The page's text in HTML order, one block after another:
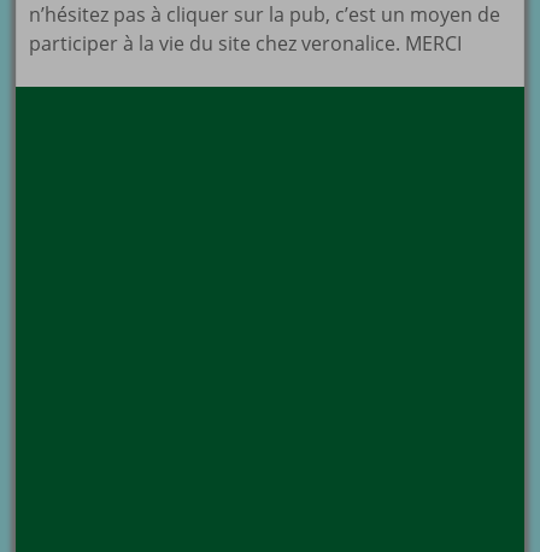
n’hésitez pas à cliquer sur la pub, c’est un moyen de
participer à la vie du site chez veronalice. MERCI